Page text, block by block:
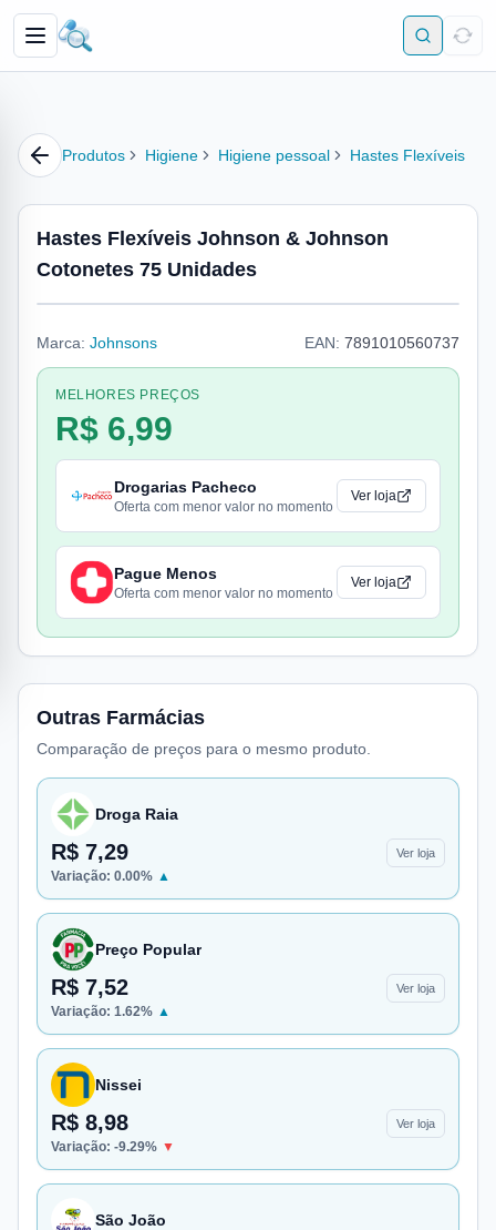
Produtos Higiene Higiene pessoal Hastes Flexíveis
Hastes Flexíveis Johnson & Johnson
Cotonetes 75 Unidades
Marca: Johnsons EAN: 7891010560737
MELHORES PREÇOS
R$ 6,99
Drogarias Pacheco
Oferta com menor valor no momento
Ver loja
Pague Menos
Oferta com menor valor no momento
Ver loja
Outras Farmácias
Comparação de preços para o mesmo produto.
Droga Raia
R$ 7,29 Ver loja
Variação: 0.00% ▲
Preço Popular
R$ 7,52 Ver loja
Variação: 1.62% ▲
Nissei
R$ 8,98 Ver loja
Variação: -9.29% ▼
São João